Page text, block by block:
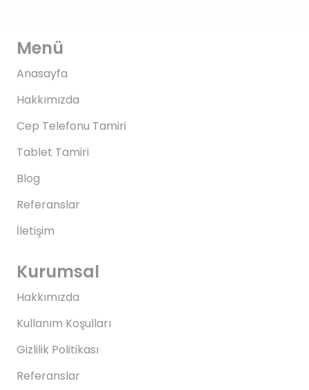
Menü
Anasayfa
Hakkımızda
Cep Telefonu Tamiri
Tablet Tamiri
Blog
Referanslar
İletişim
Kurumsal
Hakkımızda
Kullanım Koşulları
Gizlilik Politikası
Referanslar